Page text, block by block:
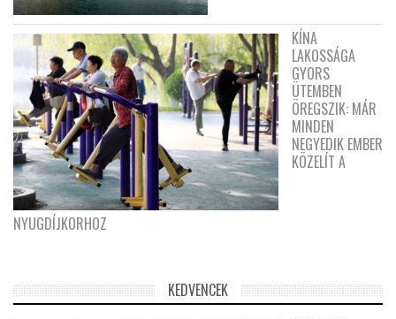
KÍNA
LAKOSSÁGA
GYORS
ÜTEMBEN
ÖREGSZIK: MÁR
MINDEN
NEGYEDIK EMBER
KÖZELÍT A
NYUGDÍJKORHOZ
KEDVENCEK